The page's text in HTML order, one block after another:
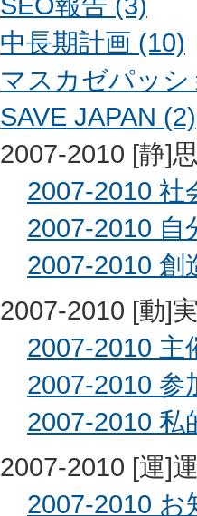
中長期計画 (10)
マスカゼパッ
SAVE JAPAN (2)
2007-2010 [静]
2007-2010 社
2007-2010 自
2007-2010 創
2007-2010 [動]
2007-2010 主
2007-2010 参
2007-2010 私
2007-2010 [運]
2007-2010 お